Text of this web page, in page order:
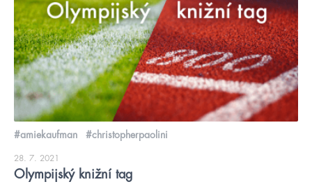
#amiekaufman #christopherpaolini
28. 7. 2021
Olympijský knižní tag